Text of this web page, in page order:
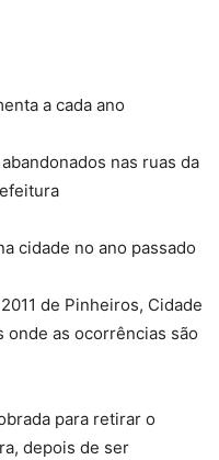
a cada ano
nas ruas da
cidade no ano passado
de Pinheiros, Cidade
onde as ocorrências são
para retirar o
depois de ser